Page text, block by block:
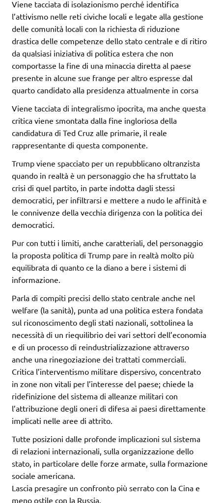
Viene tacciata di isolazionismo perché identifica
l’attivismo nelle reti civiche locali e legate alla gestione
delle comunità locali con la richiesta di riduzione
drastica delle competenze dello stato centrale e di ritiro
da qualsiasi iniziativa di politica estera che non
comportasse la fine di una minaccia diretta al paese
presente in alcune sue frange per altro espresse dal
quarto candidato alla presidenza attualmente in corsa
Viene tacciata di integralismo ipocrita, ma anche questa
critica viene smontata dalla fine ingloriosa della
candidatura di Ted Cruz alle primarie, il reale
rappresentante di questa componente.
Trump viene spacciato per un repubblicano oltranzista
quando in realtà è un personaggio che ha sfruttato la
crisi di quel partito, in parte indotta dagli stessi
democratici, per infiltrarsi e mettere a nudo le affinità e
le connivenze della vecchia dirigenza con la politica dei
democratici.
Pur con tutti i limiti, anche caratteriali, del personaggio
la proposta politica di Trump pare in realtà molto più
equilibrata di quanto ce la diano a bere i sistemi di
informazione.
Parla di compiti precisi dello stato centrale anche nel
welfare (la sanità), punta ad una politica estera fondata
sul riconoscimento degli stati nazionali, sottolinea la
necessità di un riequilibrio dei vari settori dell’economia
e di un processo di reindustrializzazione attraverso
anche una rinegoziazione dei trattati commerciali.
Critica l’interventismo militare dispersivo, concentrato
in zone non vitali per l’interesse del paese; chiede la
ridefinizione del sistema di alleanze militari con
l’attribuzione degli oneri di difesa ai paesi direttamente
implicati nelle aree di attrito.
Tutte posizioni dalle profonde implicazioni sul sistema
di relazioni internazionali, sulla organizzazione dello
stato, in particolare delle forze armate, sulla formazione
sociale americana.
Lascia presagire un confronto più serrato con la Cina e
meno ostile con la Russia.